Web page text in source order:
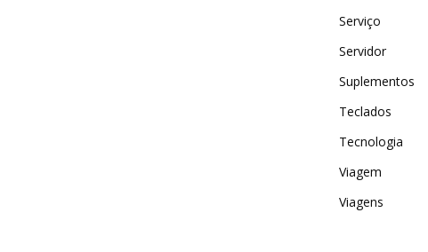
Serviço
Servidor
Suplementos
Teclados
Tecnologia
Viagem
Viagens